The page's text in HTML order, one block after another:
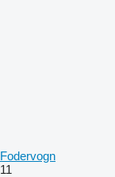
Fodervogn
11